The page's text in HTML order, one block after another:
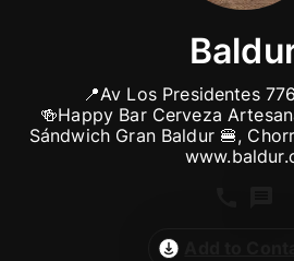
📍Av Los Presidentes
🍻Happy Bar Cerveza
Sándwich Gran Baldur 🍔,